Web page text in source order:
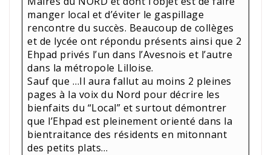
manger local et d’éviter le gaspillage
rencontre du succès. Beaucoup de collèges
et de lycée ont répondu présents ainsi que 2
Ehpad privés l’un dans l’Avesnois et l’autre
dans la métropole Lilloise.
Sauf que …Il aura fallut au moins 2 pleines
pages à la voix du Nord pour décrire les
bienfaits du “Local” et surtout démontrer
que l’Ehpad est pleinement orienté dans la
bientraitance des résidents en mitonnant
des petits plats…